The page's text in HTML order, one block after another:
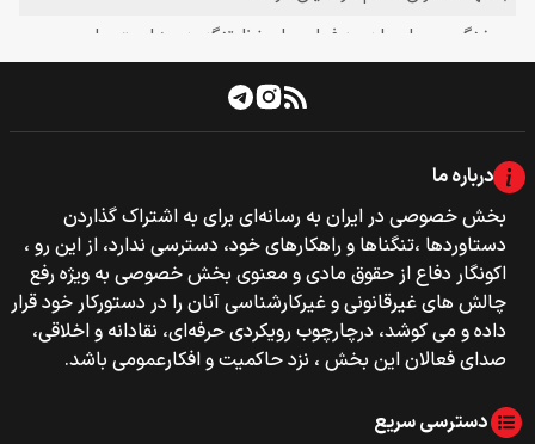
درباره ما
بخش خصوصی‌‌ در ایران به رسانه‌ای برای به اشتراک گذاردن
دستاوردها ،تنگناها و راهکارهای خود، دسترسی ندارد، از این رو ،
اکونگار دفاع از حقوق مادی و معنوی بخش خصوصی به ویژه رفع
چالش های غیرقانونی و غیرکارشناسی آنان را در دستورکار خود قرار
داده و می کوشد، درچارچوب رویکردی حرفه‌ای، نقادانه و اخلاقی،
صدای فعالان این بخش ، نزد حاکمیت و افکارعمومی باشد.
دسترسی سریع